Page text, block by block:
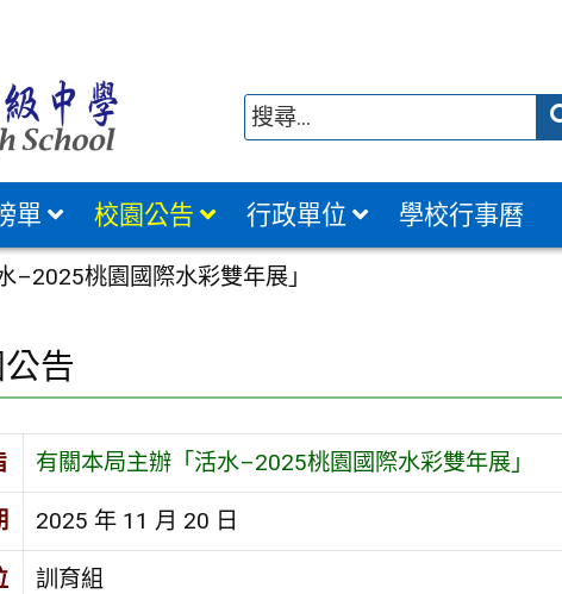
單 校園公告 行政單位 學校行事曆
–2025桃園國際水彩雙年展」
告
有關本局主辦「活水–2025桃園國際水彩雙年展」
2025 年 11 月 20 日
訓育組